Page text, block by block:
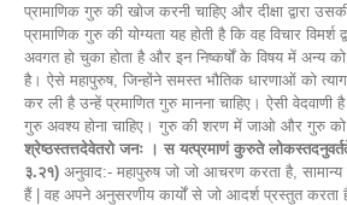
प्रामाणिक गुरु की खोज करनी चाहिए और दीक्षा द्वारा
प्रामाणिक गुरु की योग्यता यह होती है कि वह विचार विमर्श
अवगत हो चुका होता है और इन निष्कर्षों के विषय में अन्य
है। ऐसे महापुरुष, जिन्होंने समस्त भौतिक धारणाओं को
कर ली है उन्हें प्रमाणित गुरु मानना चाहिए। ऐसी
गुरु अवश्य होना चाहिए। गुरु की शरण में जाओ और गुरु को
श्रेष्ठस्तत्तदेवेतरो जनः । स यत्प्रमाणं कुरुते
३.२१) अनुवाद:- महापुरुष जो जो आचरण करता है,
हैं | वह अपने अनुसरणीय कार्यों से जो आदर्श प्रस्तुत करता